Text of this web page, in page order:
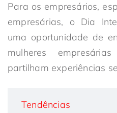
Para os empresários,
empresárias, o Dia
uma oportunidade de
mulheres
partilham experiências
Tendências